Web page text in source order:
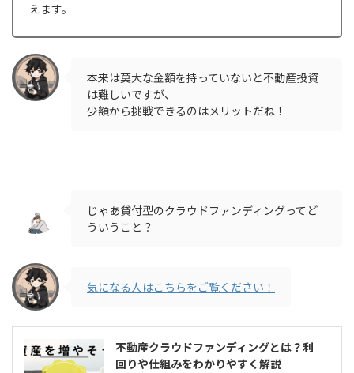
えます。
本来は莫大な金額を持っていないと不動産投資
は難しいですが、
少額から挑戦できるのはメリットだね！
じゃあ貸付型のクラウドファンディングってど
ういうこと？
気になる人はこちらをご覧ください！
不動産クラウドファンディングとは？利
回りや仕組みをわかりやすく解説